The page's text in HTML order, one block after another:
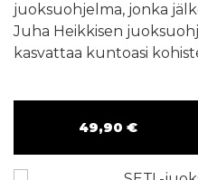
juoksuohjelma, jonka
Juha Heikkisen
kasvattaa kuntoasi
49,90 €